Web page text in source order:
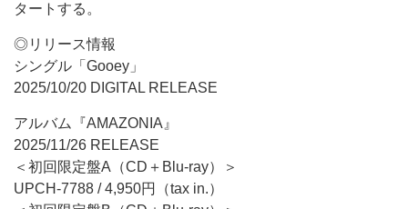
タートする。
◎リリース情報
シングル「Gooey」
2025/10/20 DIGITAL RELEASE
アルバム『AMAZONIA』
2025/11/26 RELEASE
＜初回限定盤A（CD＋Blu-ray）＞
UPCH-7788 / 4,950円（tax in.）